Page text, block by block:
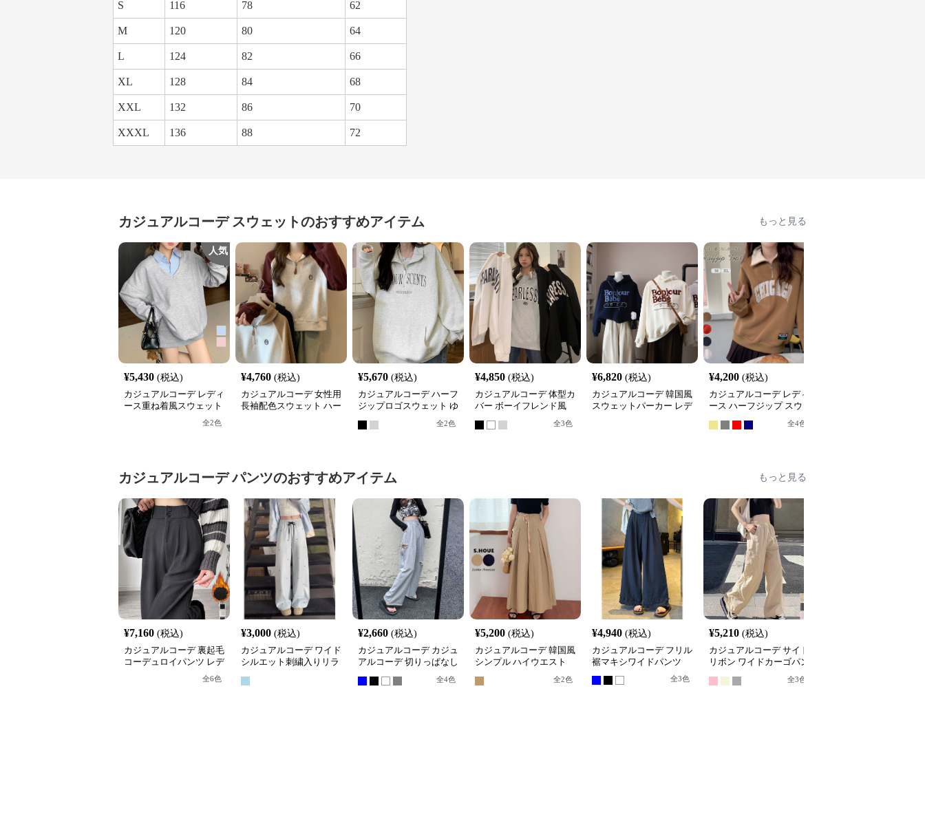
S 116 78 62
M 120 80 64
L 124 82 66
XL 128 84 68
XXL 132 86 70
XXXL 136 88 72
カジュアルコーデ スウェットのおすすめアイテム もっと見る
人気
¥5,430 (税込)
カジュアルコーデ レディ
ース重ね着風スウェット
長袖シャツ襟切り替え
全2色
¥4,760 (税込)
カジュアルコーデ 女性用
長袖配色スウェット ハー
¥5,670 (税込)
カジュアルコーデ ハーフ
ジップロゴスウェット ゆ
ったりビッグシルエット
全2色
¥4,850 (税込)
カジュアルコーデ 体型カ
バー ボーイフレンド風
全3色
¥6,820 (税込)
カジュアルコーデ 韓国風
スウェットパーカー レデ
¥4,200 (税込)
カジュアルコーデ レディ
ース ハーフジップ スウ
ェット ゆったり カジュ
アル トップス
全4色
カジュアルコーデ パンツのおすすめアイテム もっと見る
¥7,160 (税込)
カジュアルコーデ 裏起毛
コーデュロイパンツ レデ
全6色
¥3,000 (税込)
カジュアルコーデ ワイド
シルエット刺繍入りリラ
¥2,660 (税込)
カジュアルコーデ カジュ
アルコーデ 切りっぱなし
ワイドスウェットパンツ
全4色
¥5,200 (税込)
カジュアルコーデ 韓国風
シンプル ハイウエスト
全2色
¥4,940 (税込)
カジュアルコーデ フリル
裾マキシワイドパンツ
全3色
¥5,210 (税込)
カジュアルコーデ サイド
リボン ワイドカーゴパン
全3色